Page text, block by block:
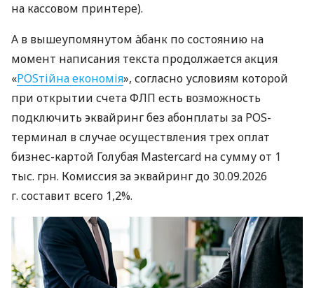
на кассовом принтере).
А в вышеупомянутом àбанк по состоянию на
момент написания текста продолжается акция
«POSтійна економія», согласно условиям которой
при открытии счета ФЛП есть возможность
подключить эквайринг без абонплаты за POS-
терминал в случае осуществления трех оплат
бизнес-картой Голубая Mastercard на сумму от 1
тыс. грн. Комиссия за эквайринг до 30.09.2026
г. составит всего 1,2%.